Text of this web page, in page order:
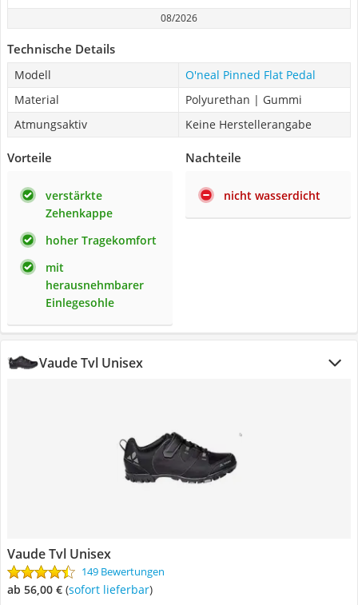
08/2026
Technische Details
Modell
O'neal Pinned Flat Pedal
Material
Polyurethan | Gummi
Atmungsaktiv
Keine Herstellerangabe
Vorteile
verstärkte
Zehenkappe
hoher Tragekomfort
mit
herausnehmbarer
Einlegesohle
Nachteile
nicht wasserdicht
Vaude Tvl Unisex
Vaude Tvl Unisex
149 Bewertungen
ab 56,00 € ( Sofort lieferbar)